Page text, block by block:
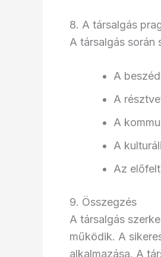
8. A társalgás
A társalgás során
A
A
A
A
Az
9. Összegzés
A társalgás
működik. A
alkalmazása. A